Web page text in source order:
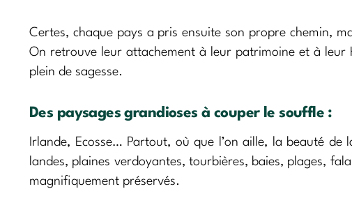
Certes, chaque pays a pris ensuite son propre chemin,
On retrouve leur attachement à leur patrimoine et à
plein de sagesse.
Des paysages grandioses à couper le souffle :
Irlande, Ecosse… Partout, où que l’on aille, la beauté
landes, plaines verdoyantes, tourbières, baies, plages,
magnifiquement préservés.